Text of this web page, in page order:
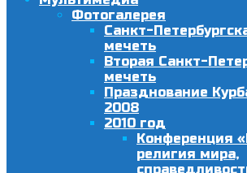
Фотогалерея
Санкт-
мечеть
Вторая Санкт-
мечеть
Празднование
2008
2010 год
Конференция
религия мира,